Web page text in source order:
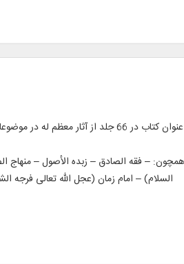
متن کامل 22 عنوان کتاب در 66
همچون: – فقه الصادق – زبده الأصول – منهاج
السلام) – امام زمان (عجل الله تعالی فرجه